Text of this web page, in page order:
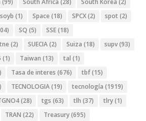
(99) South Africa (28) South Korea (2)
soyb (1) Space (18) SPCX(2) spot (2)
SQ (5) SSE(18)
(2) SUECIA(2) Suiza (18) supv(93)
(1) Taiwan (13) tal (1)
Tasa de interes (676) tbf(15)
TECNOLOGIA(19) tecnología (1919)
(28) tgs (63) tlh (37) tlry(1)
TRAN (22) Treasury(695)